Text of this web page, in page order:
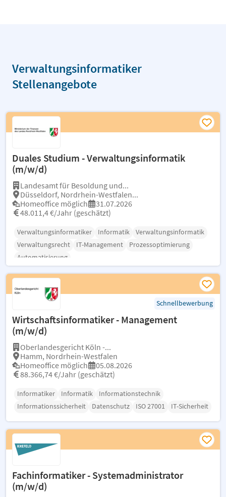
Verwaltungsinformatiker
Stellenangebote
Duales Studium - Verwaltungsinformatik
(m/w/d)
Landesamt für Besoldung und...
Düsseldorf, Nordrhein-Westfalen...
Homeoffice möglich
31.07.2026
48.011,4 €/Jahr (geschätzt)
Verwaltungsinformatiker Informatik
Verwaltungsinformatik
Verwaltungsrecht
IT-Management
Prozessoptimierung
Automatisierung
Schnellbewerbung
Wirtschaftsinformatiker - Management
(m/w/d)
Oberlandesgericht Köln -...
Hamm, Nordrhein-Westfalen
Homeoffice möglich
05.08.2026
88.366,74 €/Jahr (geschätzt)
Informatiker Informatik
Informationstechnik
Informationssicherheit
Datenschutz ISO 27001 IT-Sicherheit
Fachinformatiker - Systemadministrator
(m/w/d)